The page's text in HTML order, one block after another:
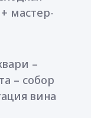
мастер-
–
– собор
вина